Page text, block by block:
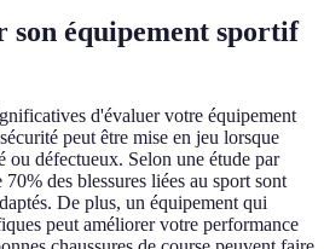
son équipement sportif
d'évaluer votre équipement
peut être mise en jeu lorsque
ou défectueux. Selon une étude par
70% des blessures liées au sport sont
De plus, un équipement qui
peut améliorer votre performance